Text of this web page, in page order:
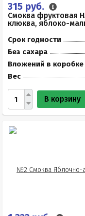
315 руб.
Смоква фруктовая
клюква, яблоко-
Срок годности
Без сахара
Вложений в коробке
Вес
В корзину